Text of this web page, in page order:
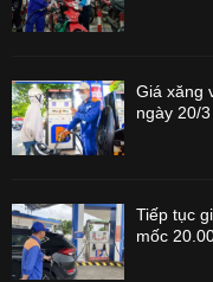
Giá xăng
ngày 20/3
Tiếp tục
mốc